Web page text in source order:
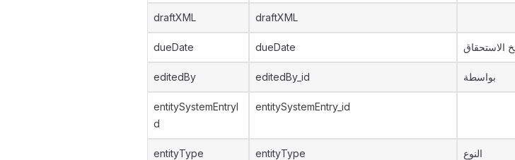
draftXML draftXML
dueDate dueDate الاستحقاق
editedBy editedBy_id بواسطة
entitySystemEntryI
d
entitySystemEntry_id
entityType entityType النوع